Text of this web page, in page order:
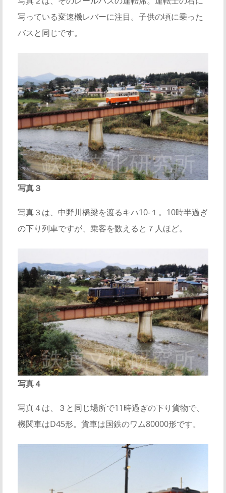
写っている変速機レバーに注目。子供の頃に乗った
バスと同じです。
写真３
写真３は、中野川橋梁を渡るキハ10-１。10時半過ぎ
の下り列車ですが、乗客を数えると７人ほど。
写真４
写真４は、３と同じ場所で11時過ぎの下り貨物で、
機関車はD45形。貨車は国鉄のワム80000形です。